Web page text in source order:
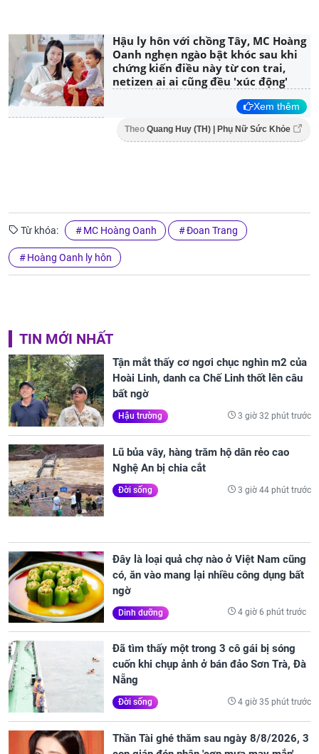
Hậu ly hôn với chồng Tây, MC Hoàng
Oanh nghẹn ngào bật khóc sau khi
chứng kiến điều này từ con trai,
netizen ai ai cũng đều 'xúc động'
Xem thêm
Theo Quang Huy (TH) | Phụ Nữ Sức Khỏe
Từ khóa: MC Hoàng Oanh Đoan Trang
Hoàng Oanh ly hôn
TIN MỚI NHẤT
Tận mắt thấy cơ ngơi chục nghìn m2 của
Hoài Linh, danh ca Chế Linh thốt lên câu
bất ngờ
Hậu trường 3 giờ 32 phút trước
Lũ bủa vây, hàng trăm hộ dân rẻo cao
Nghệ An bị chia cắt
Đời sống 3 giờ 44 phút trước
Đây là loại quả chợ nào ở Việt Nam cũng
có, ăn vào mang lại nhiều công dụng bất
ngờ
Dinh dưỡng 4 giờ 6 phút trước
Đã tìm thấy một trong 3 cô gái bị sóng
cuốn khi chụp ảnh ở bán đảo Sơn Trà, Đà
Nẵng
Đời sống 4 giờ 35 phút trước
Thần Tài ghé thăm sau ngày 8/8/2026, 3